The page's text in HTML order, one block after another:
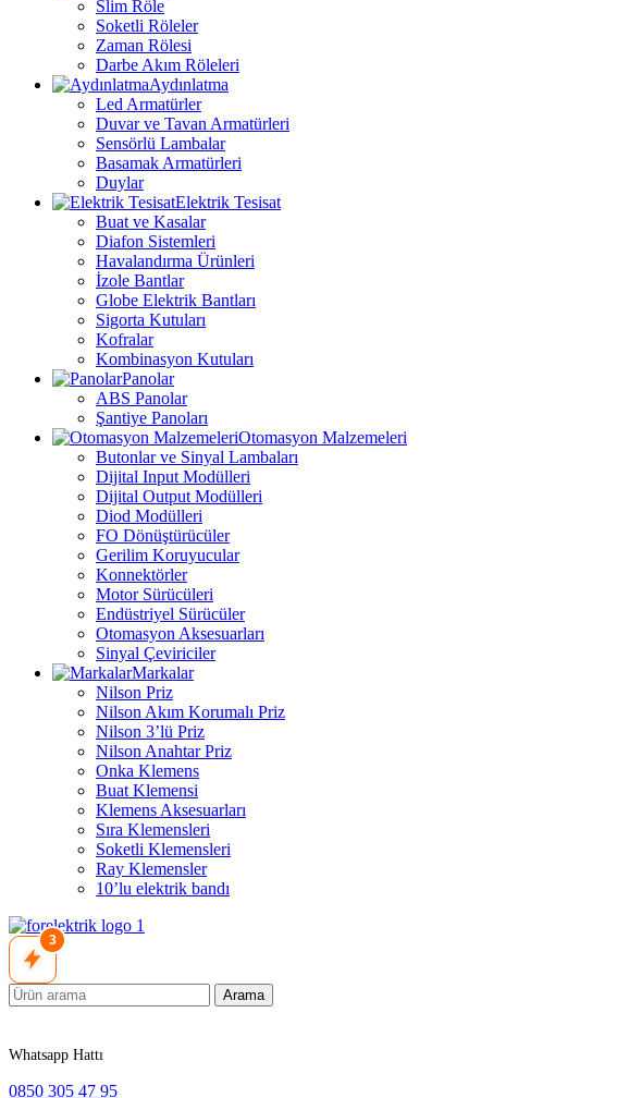
Slim Röle
Soketli Röleler
Zaman Rölesi
Darbe Akım Röleleri
Aydınlatma
Led Armatürler
Duvar ve Tavan Armatürleri
Sensörlü Lambalar
Basamak Armatürleri
Duylar
Elektrik Tesisat
Buat ve Kasalar
Diafon Sistemleri
Havalandırma Ürünleri
İzole Bantlar
Globe Elektrik Bantları
Sigorta Kutuları
Kofralar
Kombinasyon Kutuları
Panolar
ABS Panolar
Şantiye Panoları
Otomasyon Malzemeleri
Butonlar ve Sinyal Lambaları
Dijital Input Modülleri
Dijital Output Modülleri
Diod Modülleri
FO Dönüştürücüler
Gerilim Koruyucular
Konnektörler
Motor Sürücüleri
Endüstriyel Sürücüler
Otomasyon Aksesuarları
Sinyal Çeviriciler
Markalar
Nilson Priz
Nilson Akım Korumalı Priz
Nilson 3’lü Priz
Nilson Anahtar Priz
Onka Klemens
Buat Klemensi
Klemens Aksesuarları
Sıra Klemensleri
Soketli Klemensleri
Ray Klemensler
10’lu elektrik bandı
3
Arama
Whatsapp Hattı
0850 305 47 95